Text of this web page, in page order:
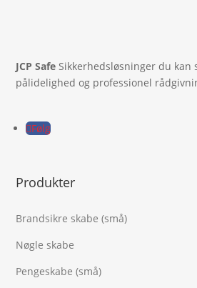
JCP Safe Sikkerhedsløsninger du kan
pålidelighed og professionel
Følg
Produkter
Brandsikre skabe (små)
Nøgle skabe
Pengeskabe (små)